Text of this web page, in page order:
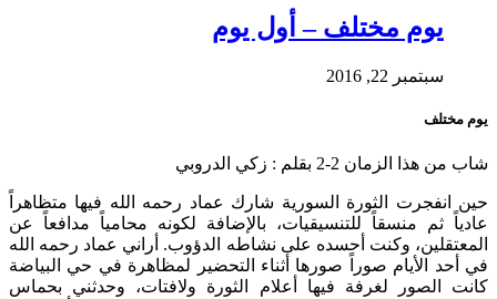
يوم مختلف – أول يوم
سبتمبر 22, 2016
يوم مختلف
شاب من هذا الزمان 2-2 بقلم : زكي الدروبي
حين انفجرت الثورة السورية شارك عماد رحمه الله فيها متظاهراً
عادياً ثم منسقاً للتنسيقيات، بالإضافة لكونه محامياً مدافعاً عن
المعتقلين، وكنت أحسده على نشاطه الدؤوب. أراني عماد رحمه الله
في أحد الأيام صوراً صورها أثناء التحضير لمظاهرة في حي البياضة
كانت الصور لغرفة فيها أعلام الثورة ولافتات، وحدثني بحماس